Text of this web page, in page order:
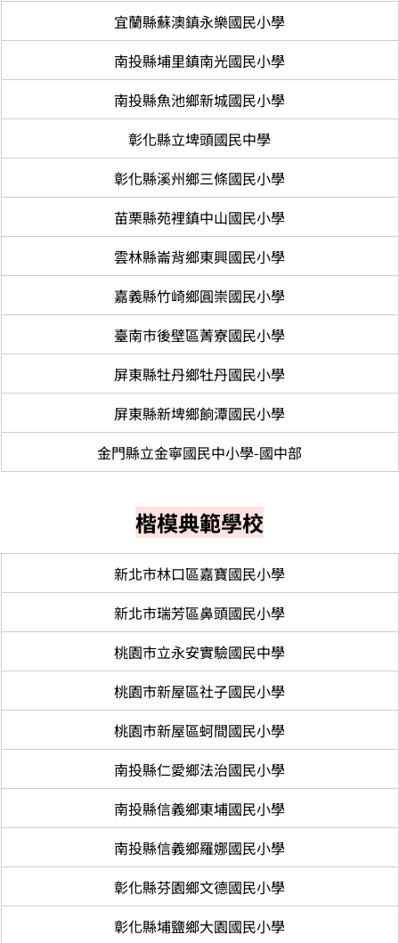
宜蘭縣蘇澳鎮永樂國民小學
南投縣埔里鎮南光國民小學
南投縣魚池鄉新城國民小學
彰化縣立埤頭國民中學
彰化縣溪州鄉三條國民小學
苗栗縣苑裡鎮中山國民小學
雲林縣崙背鄉東興國民小學
嘉義縣竹崎鄉圓崇國民小學
臺南市後壁區菁寮國民小學
屏東縣牡丹鄉牡丹國民小學
屏東縣新埤鄉餉潭國民小學
金門縣立金寧國民中小學-國中部
楷模典範學校
新北市林口區嘉寶國民小學
新北市瑞芳區鼻頭國民小學
桃園市立永安實驗國民中學
桃園市新屋區社子國民小學
桃園市新屋區蚵間國民小學
南投縣仁愛鄉法治國民小學
南投縣信義鄉東埔國民小學
南投縣信義鄉羅娜國民小學
彰化縣芬園鄉文德國民小學
彰化縣埔鹽鄉大園國民小學